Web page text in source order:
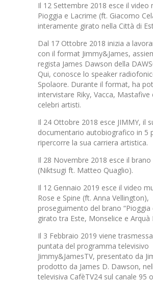
Il 12 Settembre 2018 esce il video
Pioggia e Lacrime (ft. Giacomo
interamente girato nella Città di
Dal 17 Ottobre 2018 inizia a
con il format Jimmy&James,
regista James Dawson della
Qui, conosce lo speaker
Spolaore. Durante il format, ha
intervistare Riky, Vacca,
celebri artisti.
Il 24 Ottobre 2018 esce JIMMY, il
documentario autobiografico in 5
ripercorre la sua carriera artistica.
Il 28 Novembre 2018 esce il brano
(Niktsugi ft. Matteo Quaglio).
Il 12 Gennaio 2019 esce il video
Rose e Spine (ft. Anna Vellington),
proseguimento del brano “Pioggia
girato tra Este, Monselice e Arquà
Il 3 Febbraio 2019 viene
puntata del programma televisivo
Jimmy&JamesTV, presentato da
prodotto da James D. Dawson,
televisiva CafèTV24 sul canale 95